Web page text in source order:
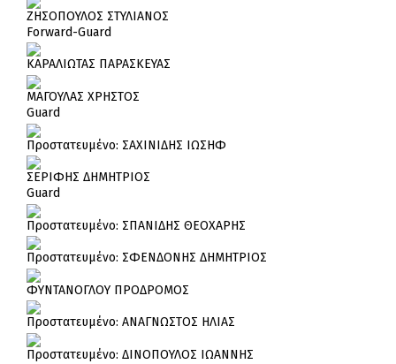
ΖΗΣΟΠΟΥΛΟΣ ΣΤΥΛΙΑΝΟΣ
Forward-Guard
ΚΑΡΑΛΙΩΤΑΣ ΠΑΡΑΣΚΕΥΑΣ
ΜΑΓΟΥΛΑΣ ΧΡΗΣΤΟΣ
Guard
Πρoστατευμένο: ΣΑΧΙΝΙΔΗΣ ΙΩΣΗΦ
ΣΕΡΙΦΗΣ ΔΗΜΗΤΡΙΟΣ
Guard
Πρoστατευμένο: ΣΠΑΝΙΔΗΣ ΘΕΟΧΑΡΗΣ
Πρoστατευμένο: ΣΦΕΝΔΟΝΗΣ ΔΗΜΗΤΡΙΟΣ
ΦΥΝΤΑΝΟΓΛΟΥ ΠΡΟΔΡΟΜΟΣ
Πρoστατευμένο: ΑΝΑΓΝΩΣΤΟΣ ΗΛΙΑΣ
Πρoστατευμένο: ΔΙΝΟΠΟΥΛΟΣ ΙΩΑΝΝΗΣ